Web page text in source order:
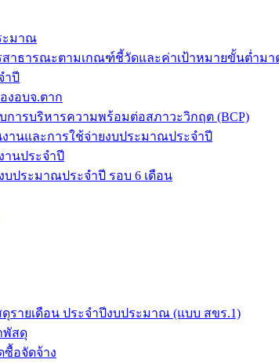
ะมาณ
สาธารณะตามเกณฑ์ชี้วัดและค่าเป้าหมายขั้นต่ำมา
ำปี
งอบจ.ตาก
การบริหารความพร้อมต่อสภาวะวิกฤต (BCP)
านและการใช้จ่ายงบประมาณประจำปี
านประจำปี
บประมาณประจำปี รอบ 6 เดือน
รายเดือน ประจำปีงบประมาณ (แบบ สขร.1)
พัสดุ
อจัดจ้าง